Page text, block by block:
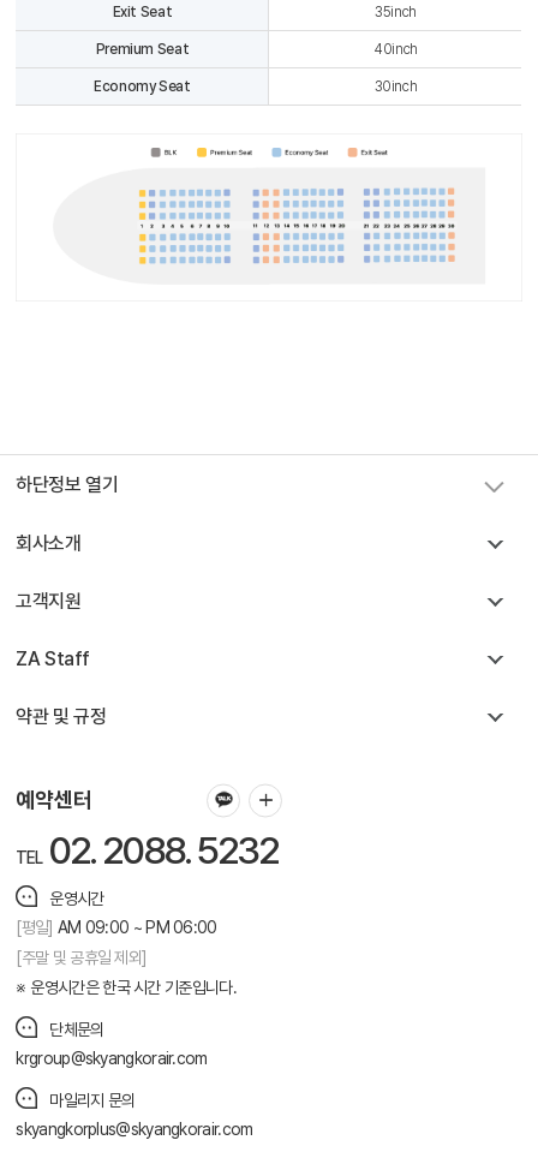
Exit Seat 35inch
Premium Seat 40inch
Economy Seat 30inch
하단정보 열기
회사소개
고객지원
ZA Staff
약관 및 규정
예약센터
TEL 02. 2088. 5232
운영시간
[평일] AM 09:00 ~ PM 06:00
[주말 및 공휴일 제외]
운영시간은 한국 시간 기준입니다.
단체문의
krgroup@skyangkorair.com
마일리지 문의
skyangkorplus@skyangkorair.com